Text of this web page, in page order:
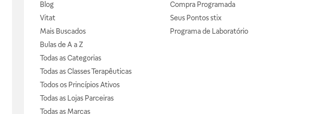
Blog
Vitat
Mais Buscados
Bulas de A a Z
Todas as Categorias
Todas as Classes Terapêuticas
Todos os Princípios Ativos
Todas as Lojas Parceiras
Todas as Marcas
Compra Programada
Seus Pontos stix
Programa de Laboratório